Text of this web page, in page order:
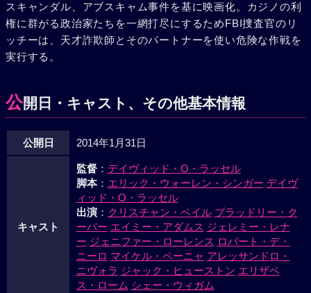
スキャンダル、アブスキャム事件を基に映画化。カジノの利
権に群がる政治家たちを一網打尽にするためFBI捜査官のリ
ッチーは、天才詐欺師とそのパートナーを使い危険な作戦を
実行する。
公開日・キャスト、その他基本情報
公開日 2014年1月31日
キャスト
監督： デイヴィッド・O・ラッセル
脚本： エリック・ウォーレン・シンガー デイヴ
ィッド・O・ラッセル
出演： クリスチャン・ベイル ブラッドリー・ク
ーパー エイミー・アダムス ジェレミー・レナ
ー ジェニファー・ローレンス ロバート・デ・
ニーロ マイケル・ペーニャ アレッサンドロ・
ニヴォラ ジャック・ヒューストン エリザベ
ス・ローム シェー・ウィガム